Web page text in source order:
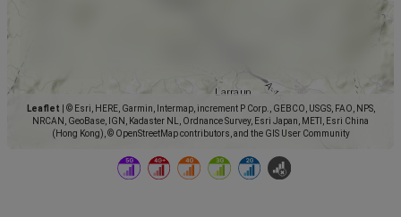
Leaflet
© Esri, HERE, Garmin, Intermap, increment P Corp., GEBCO, USGS, FAO, NPS,
NRCAN, GeoBase, IGN, Kadaster NL, Ordnance Survey, Esri Japan, METI, Esri China
(Hong Kong), © OpenStreetMap contributors, and the GIS User Community